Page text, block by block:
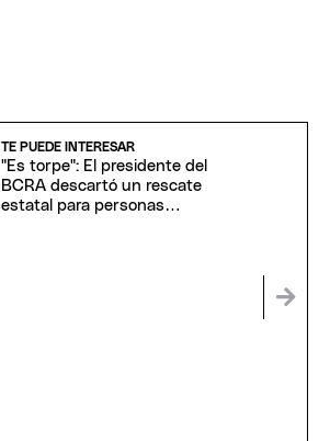
TE PUEDE INTERESAR
"Es torpe": El presidente del
BCRA descartó un rescate
estatal para personas